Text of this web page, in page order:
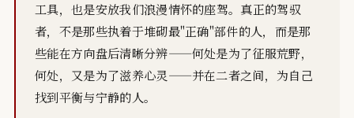
工具，也是安放我们浪漫情怀的座驾。真正的驾驭
者，不是那些执着于堆砌最"正确"部件的人，而是那
些能在方向盘后清晰分辨——何处是为了征服荒野，
何处，又是为了滋养心灵——并在二者之间，为自己
找到平衡与宁静的人。